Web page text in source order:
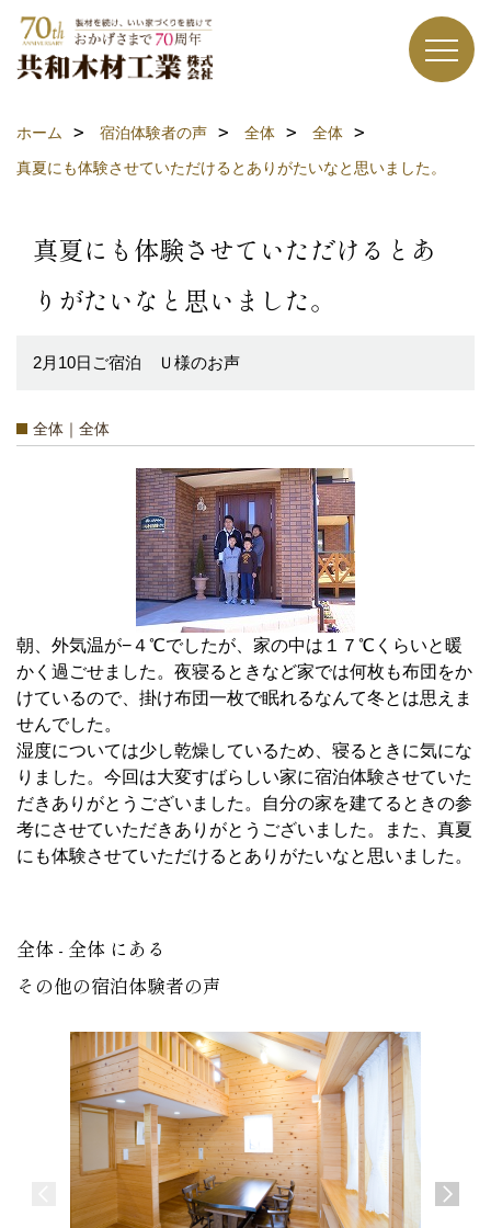
ホーム 宿泊体験者の声 全体
全体
真夏にも体験させていただけるとありがたいなと思いました。
真夏にも体験させていただけるとあ
りがたいなと思いました。
2月10日ご宿泊 Ｕ様のお声
全体｜全体
朝、外気温が−４℃でしたが、家の中は１７℃くらいと暖
かく過ごせました。夜寝るときなど家では何枚も布団をか
けているので、掛け布団一枚で眠れるなんて冬とは思えま
せんでした。
湿度については少し乾燥しているため、寝るときに気にな
りました。今回は大変すばらしい家に宿泊体験させていた
だきありがとうございました。自分の家を建てるときの参
考にさせていただきありがとうございました。また、真夏
にも体験させていただけるとありがたいなと思いました。
全体 - 全体 にある
その他の宿泊体験者の声